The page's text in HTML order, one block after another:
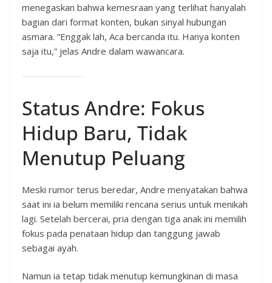
menegaskan bahwa kemesraan yang terlihat hanyalah
bagian dari format konten, bukan sinyal hubungan
asmara. “Enggak lah, Aca bercanda itu. Hanya konten
saja itu,” jelas Andre dalam wawancara.
Status Andre: Fokus
Hidup Baru, Tidak
Menutup Peluang
Meski rumor terus beredar, Andre menyatakan bahwa
saat ini ia belum memiliki rencana serius untuk menikah
lagi. Setelah bercerai, pria dengan tiga anak ini memilih
fokus pada penataan hidup dan tanggung jawab
sebagai ayah.
Namun ia tetap tidak menutup kemungkinan di masa